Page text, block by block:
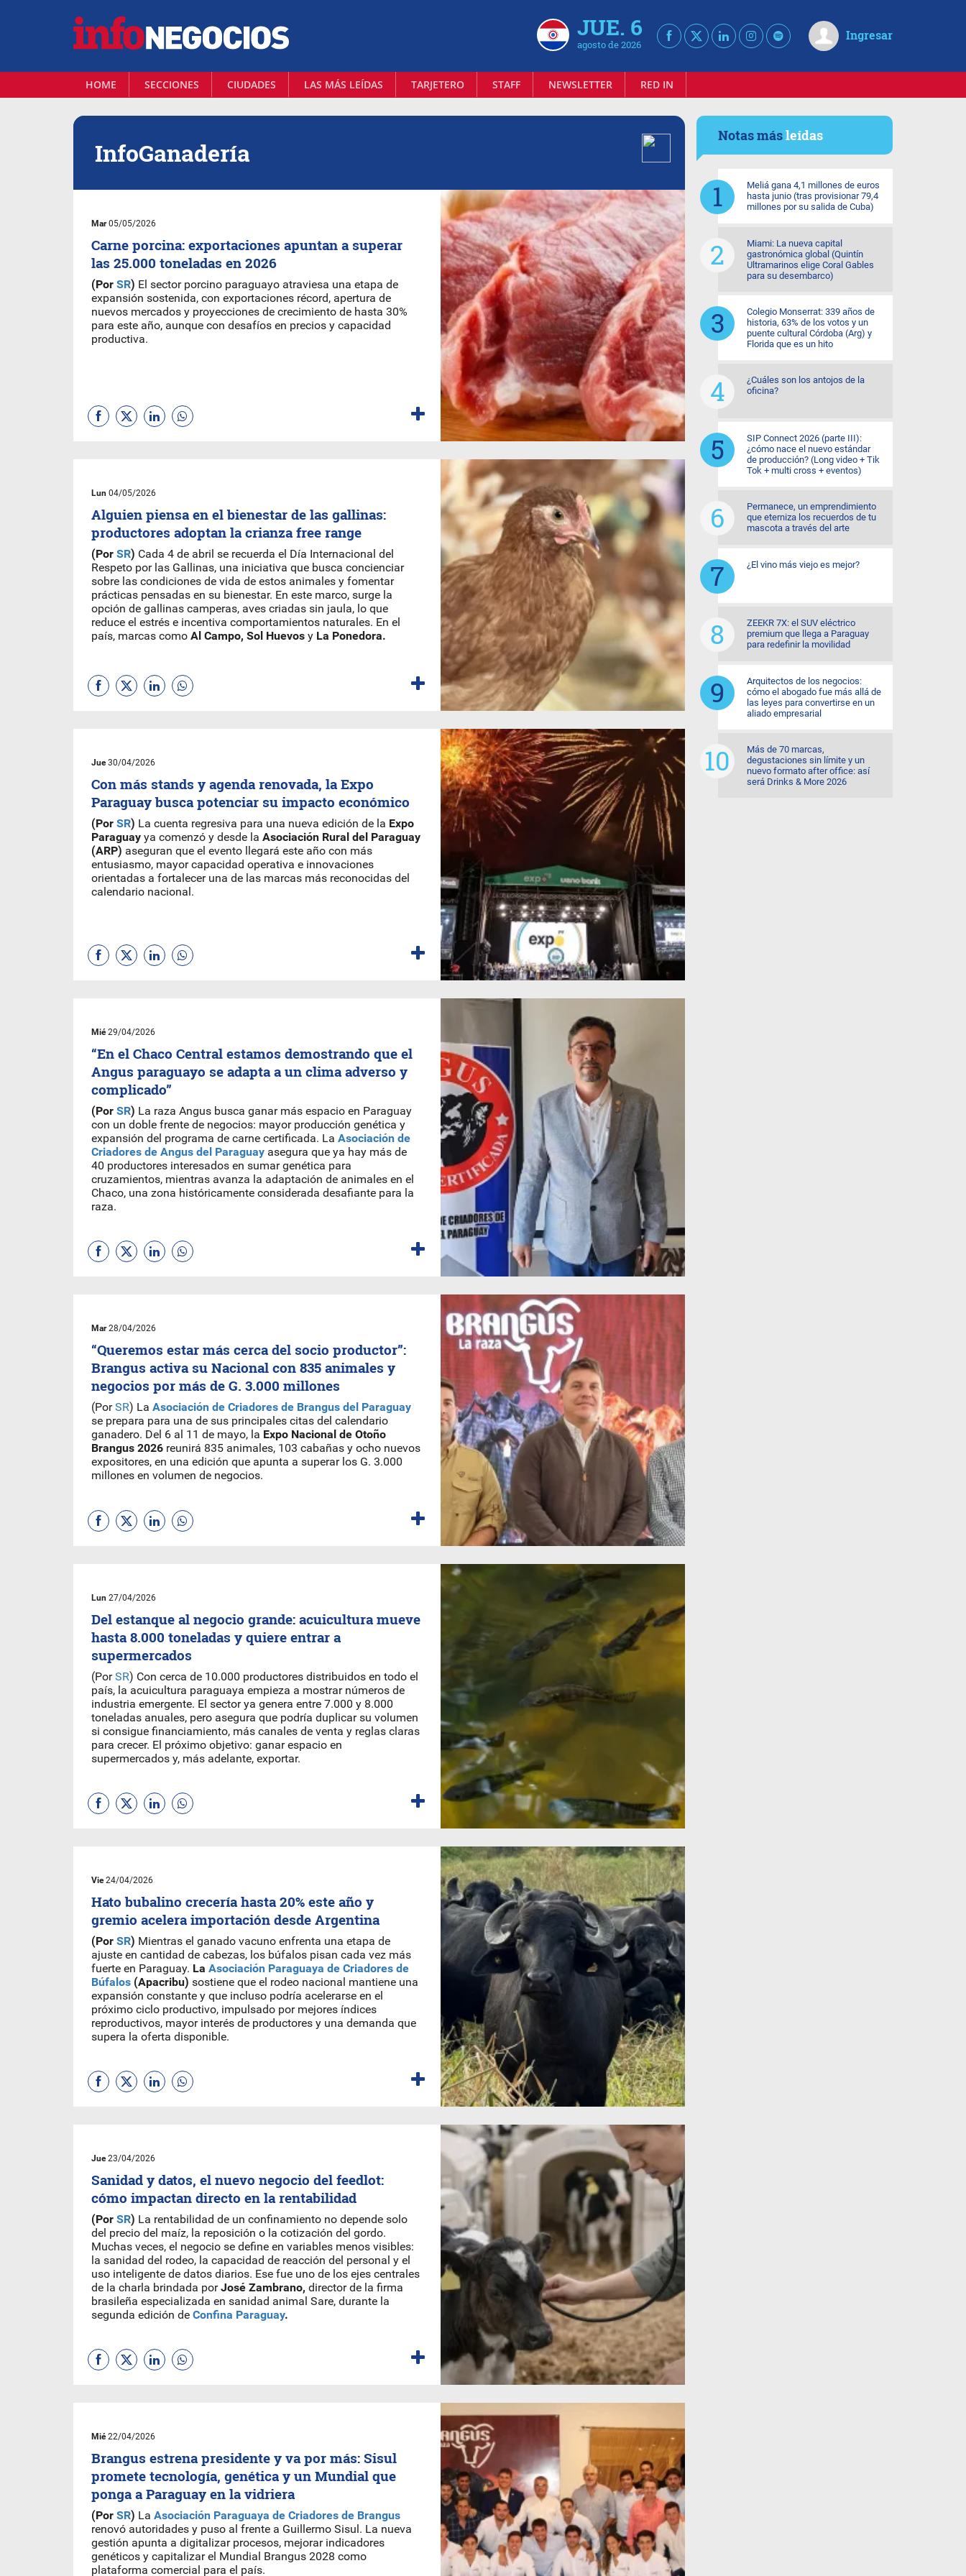
JUE. 6
agosto de 2026
Ingresar
HOME SECCIONES CIUDADES LAS MÁS LEÍDAS TARJETERO STAFF NEWSLETTER RED IN
InfoGanadería
Mar05/05/2026
Carne porcina: exportaciones apuntan a superar
las 25.000 toneladas en 2026
(Por SR) El sector porcino paraguayo atraviesa una etapa de
expansión sostenida, con exportaciones récord, apertura de
nuevos mercados y proyecciones de crecimiento de hasta 30%
para este año, aunque con desafíos en precios y capacidad
productiva.
Lun 04/05/2026
Alguien piensa en el bienestar de las gallinas:
productores adoptan la crianza free range
(Por SR) Cada 4 de abril se recuerda el Día Internacional del
Respeto por las Gallinas, una iniciativa que busca concienciar
sobre las condiciones de vida de estos animales y fomentar
prácticas pensadas en su bienestar. En este marco, surge la
opción de gallinas camperas, aves criadas sin jaula, lo que
reduce el estrés e incentiva comportamientos naturales. En el
país, marcas como Al Campo, Sol Huevos y La Ponedora.
Jue30/04/2026
Con más stands y agenda renovada, la Expo
Paraguay busca potenciar su impacto económico
(Por SR) La cuenta regresiva para una nueva edición de la Expo
Paraguay ya comenzó y desde la Asociación Rural del Paraguay
(ARP) aseguran que el evento llegará este año con más
entusiasmo, mayor capacidad operativa e innovaciones
orientadas a fortalecer una de las marcas más reconocidas del
calendario nacional.
Mié29/04/2026
“En el Chaco Central estamos demostrando que el
Angus paraguayo se adapta a un clima adverso y
complicado”
(Por SR) La raza Angus busca ganar más espacio en Paraguay
con un doble frente de negocios: mayor producción genética y
expansión del programa de carne certificada. La Asociación de
Criadores de Angus del Paraguay asegura que ya hay más de
40 productores interesados en sumar genética para
cruzamientos, mientras avanza la adaptación de animales en el
Chaco, una zona históricamente considerada desafiante para la
raza.
Mar28/04/2026
“Queremos estar más cerca del socio productor”:
Brangus activa su Nacional con 835 animales y
negocios por más de G. 3.000 millones
(PorSR) La Asociación de Criadores de Brangus del Paraguay
se prepara para una de sus principales citas del calendario
ganadero. Del 6 al 11 de mayo, la Expo Nacional de Otoño
Brangus 2026 reunirá 835 animales, 103 cabañas y ocho nuevos
expositores, en una edición que apunta a superar los G. 3.000
millones en volumen de negocios.
Lun 27/04/2026
Del estanque al negocio grande: acuicultura mueve
hasta 8.000 toneladas y quiere entrar a
supermercados
(PorSR) Con cerca de 10.000 productores distribuidos en todo el
país, la acuicultura paraguaya empieza a mostrar números de
industria emergente. El sector ya genera entre 7.000 y 8.000
toneladas anuales, pero asegura que podría duplicar su volumen
si consigue financiamiento, más canales de venta y reglas claras
para crecer. El próximo objetivo: ganar espacio en
supermercados y, más adelante, exportar.
Vie24/04/2026
Hato bubalino crecería hasta 20% este año y
gremio acelera importación desde Argentina
(Por SR) Mientras el ganado vacuno enfrenta una etapa de
ajuste en cantidad de cabezas, los búfalos pisan cada vez más
fuerte en Paraguay. La Asociación Paraguaya de Criadores de
Búfalos (Apacribu) sostiene que el rodeo nacional mantiene una
expansión constante y que incluso podría acelerarse en el
próximo ciclo productivo, impulsado por mejores índices
reproductivos, mayor interés de productores y una demanda que
supera la oferta disponible.
Jue23/04/2026
Sanidad y datos, el nuevo negocio del feedlot:
cómo impactan directo en la rentabilidad
(Por SR) La rentabilidad de un confinamiento no depende solo
del precio del maíz, la reposición o la cotización del gordo.
Muchas veces, el negocio se define en variables menos visibles:
la sanidad del rodeo, la capacidad de reacción del personal y el
uso inteligente de datos diarios. Ese fue uno de los ejes centrales
de la charla brindada porJosé Zambrano, director de la firma
brasileña especializada en sanidad animal Sare, durante la
segunda edición de Confina Paraguay.
Mié22/04/2026
Brangus estrena presidente y va por más: Sisul
promete tecnología, genética y un Mundial que
ponga a Paraguay en la vidriera
(Por SR) La Asociación Paraguaya de Criadores de Brangus
renovó autoridades y puso al frente a Guillermo Sisul. La nueva
gestión apunta a digitalizar procesos, mejorar indicadores
genéticos y capitalizar el Mundial Brangus 2028 como
plataforma comercial para el país.
Notas másleídas
Meliá gana 4,1 millones de euros
hasta junio (tras provisionar 79,4
millones por su salida de Cuba)
Miami: La nueva capital
gastronómica global (Quintín
Ultramarinos elige Coral Gables
para su desembarco)
Colegio Monserrat: 339 años de
historia, 63% de los votos y un
puente cultural Córdoba (Arg) y
Florida que es un hito
¿Cuáles son los antojos de la
oficina?
SIP Connect 2026 (parte III):
¿cómo nace el nuevo estándar
de producción? (Long video + Tik
Tok + multi cross + eventos)
Permanece, un emprendimiento
que eterniza los recuerdos de tu
mascota a través del arte
¿El vino más viejo es mejor?
ZEEKR 7X: el SUV eléctrico
premium que llega a Paraguay
para redefinir la movilidad
Arquitectos de los negocios:
cómo el abogado fue más allá de
las leyes para convertirse en un
aliado empresarial
Más de 70 marcas,
degustaciones sin límite y un
nuevo formato after office: así
será Drinks & More 2026